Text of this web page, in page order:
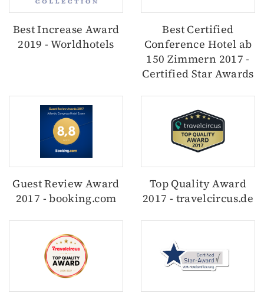
Best Increase Award
2019 - Worldhotels
Best Certified
Conference Hotel ab
150 Zimmern 2017 -
Certified Star Awards
Guest Review Award
2017 - booking.com
Top Quality Award
2017 - travelcircus.de